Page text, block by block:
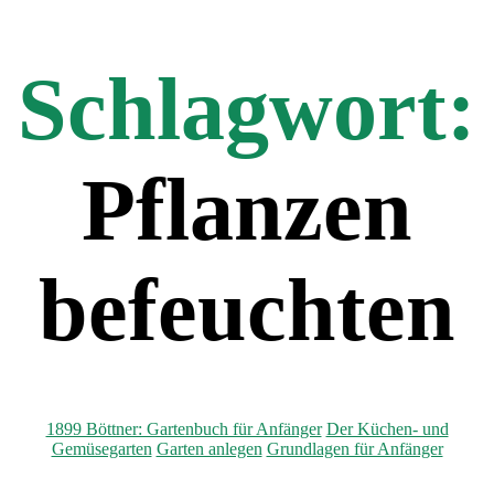
Schlagwort:
Pflanzen
befeuchten
Kategorien
1899 Böttner: Gartenbuch für Anfänger Der Küchen- und
Gemüsegarten Garten anlegen Grundlagen für Anfänger